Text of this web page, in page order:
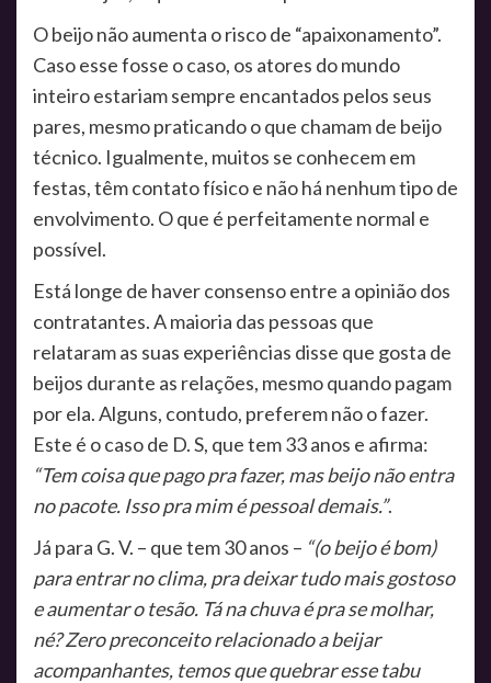
O beijo não aumenta o risco de “apaixonamento”.
Caso esse fosse o caso, os atores do mundo
inteiro estariam sempre encantados pelos seus
pares, mesmo praticando o que chamam de beijo
técnico. Igualmente, muitos se conhecem em
festas, têm contato físico e não há nenhum tipo de
envolvimento. O que é perfeitamente normal e
possível.
Está longe de haver consenso entre a opinião dos
contratantes. A maioria das pessoas que
relataram as suas experiências disse que gosta de
beijos durante as relações, mesmo quando pagam
por ela. Alguns, contudo, preferem não o fazer.
Este é o caso de D. S, que tem 33 anos e afirma:
“Tem coisa que pago pra fazer, mas beijo não entra
no pacote. Isso pra mim é pessoal demais.”.
Já para G. V. – que tem 30 anos – “(o beijo é bom)
para entrar no clima, pra deixar tudo mais gostoso
e aumentar o tesão. Tá na chuva é pra se molhar,
né? Zero preconceito relacionado a beijar
acompanhantes, temos que quebrar esse tabu